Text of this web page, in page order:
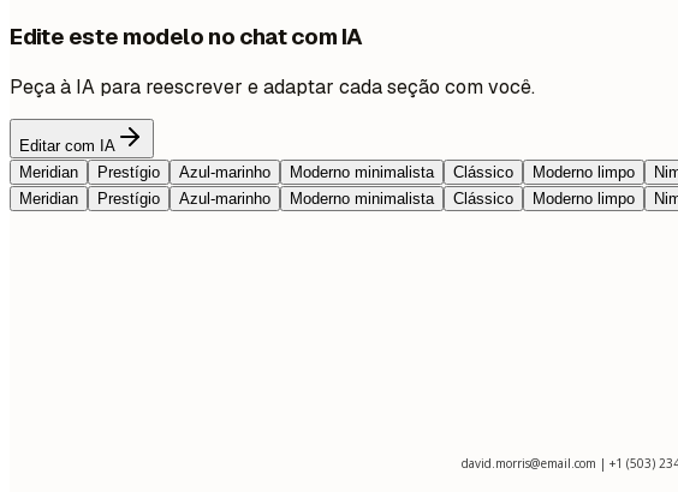
Edite este modelo no chat com IA
Peça à IA para reescrever e adaptar cada seção com você.
Editar com IA
Meridian
Prestígio Azul-marinho Moderno minimalista Clássico Moderno limpo
Meridian
Prestígio Azul-marinho Moderno minimalista Clássico Moderno limpo
david.morris@email.com | +1 (503)